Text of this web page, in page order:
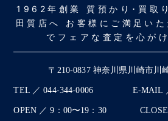
1962年創業 質預かり･買取
田質店へ お客様にご満足い
でフェアな査定を心が
〒210-0837 神奈川県川崎市川
TEL ／ 044-344-0006 E-MAIL
OPEN ／ 9：00〜19：30